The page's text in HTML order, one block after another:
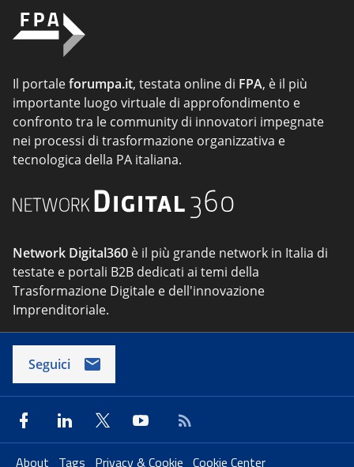
Il portaleforumpa.it, testata online di FPA, è il più
importante luogo virtuale di approfondimento e
confronto tra le community di innovatori impegnate
nei processi di trasformazione organizzativa e
tecnologica della PA italiana.
Network Digital360 è il più grande network in Italia di
testate e portali B2B dedicati ai temi della
Trasformazione Digitale e dell'innovazione
Imprenditoriale.
Seguici
About Tags Privacy & Cookie Cookie Center